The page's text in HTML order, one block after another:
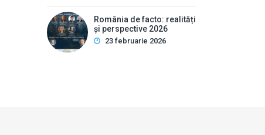
România de facto: realități
și perspective 2026
23 februarie 2026